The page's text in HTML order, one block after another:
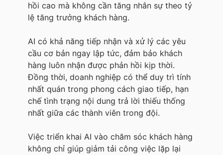
hồi cao mà không cần tăng nhân sự theo tỷ
lệ tăng trưởng khách hàng.
AI có khả năng tiếp nhận và xử lý các yêu
cầu cơ bản ngay lập tức, đảm bảo khách
hàng luôn nhận được phản hồi kịp thời.
Đồng thời, doanh nghiệp có thể duy trì tính
nhất quán trong phong cách giao tiếp, hạn
chế tình trạng nội dung trả lời thiếu thống
nhất giữa các thành viên trong đội.
Việc triển khai AI vào chăm sóc khách hàng
không chỉ giúp giảm tải công việc lặp lại